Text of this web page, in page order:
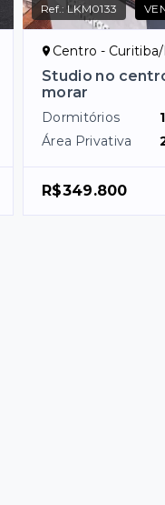
Ref.: LKM0133
Centro -
Studio no
morar
Dormitórios
1
Área Privativa
R$349.800